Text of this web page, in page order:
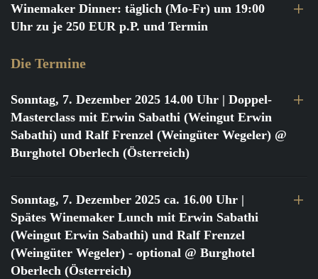
Winemaker Dinner: täglich (Mo-Fr) um 19:00
Uhr zu je 250 EUR p.P. und Termin
Die Termine
Sonntag, 7. Dezember 2025 14.00 Uhr | Doppel-
Masterclass mit Erwin Sabathi (Weingut Erwin
Sabathi) und Ralf Frenzel (Weingüter Wegeler) @
Burghotel Oberlech (Österreich)
Sonntag, 7. Dezember 2025 ca. 16.00 Uhr |
Spätes Winemaker Lunch mit Erwin Sabathi
(Weingut Erwin Sabathi) und Ralf Frenzel
(Weingüter Wegeler) - optional @ Burghotel
Oberlech (Österreich)